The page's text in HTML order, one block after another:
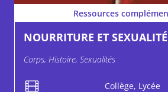
Ressources
NOURRITURE ET SEXUALITÉ
Corps, Histoire, Sexualités
Collège, Lycée